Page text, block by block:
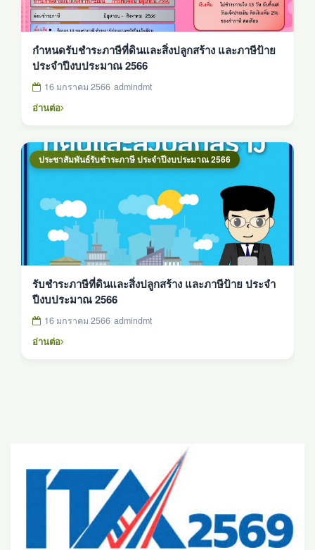
กำหนดรับชำระภาษีที่ดินและสิ่งปลูกสร้าง และภาษีป้าย
ประจำปีงบประมาณ 2566
16 มกราคม 2566 admindmt
อ่านต่อ
ประชาสัมพันธ์รับชำระภาษี ประจำปีงบประมาณ 2566
รับชำระภาษีที่ดินและสิ่งปลูกสร้าง และภาษีป้าย ประจำ
ปีงบประมาณ 2566
16 มกราคม 2566 admindmt
อ่านต่อ